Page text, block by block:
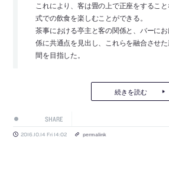
これにより、客は畳の上で正座をするこ
式での飲食を楽しむことができる。
茶事における亭主と客の関係と、バーに
係に共通点を見出し、これらを融合させ
間を目指した。
続きを読む
SHARE
2016.10.14 Fri 14:02 permalink